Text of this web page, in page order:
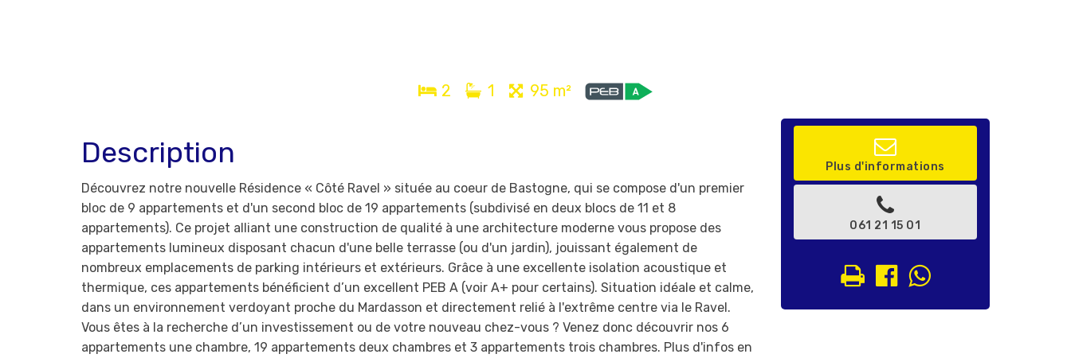
2 1 95 m²
Description
Découvrez notre nouvelle Résidence « Côté Ravel » située au coeur de Bastogne, qui se compose d'un premier
bloc de 9 appartements et d'un second bloc de 19 appartements (subdivisé en deux blocs de 11 et 8
appartements). Ce projet alliant une construction de qualité à une architecture moderne vous propose des
appartements lumineux disposant chacun d'une belle terrasse (ou d'un jardin), jouissant également de
nombreux emplacements de parking intérieurs et extérieurs. Grâce à une excellente isolation acoustique et
thermique, ces appartements bénéficient d’un excellent PEB A (voir A+ pour certains). Situation idéale et calme,
dans un environnement verdoyant proche du Mardasson et directement relié à l'extrême centre via le Ravel.
Vous êtes à la recherche d’un investissement ou de votre nouveau chez-vous ? Venez donc découvrir nos 6
appartements une chambre, 19 appartements deux chambres et 3 appartements trois chambres. Plus d'infos en
Plus d'informations
061 21 15 01